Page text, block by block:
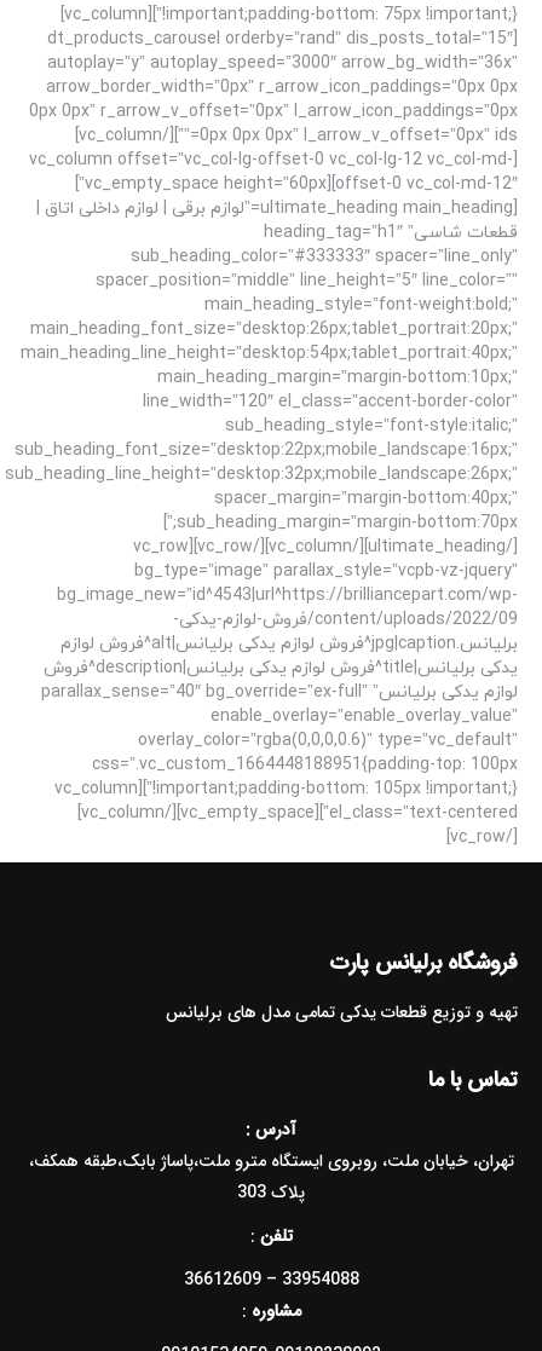
!important;padding-bottom: 75px !important;}”][vc_column]
[dt_products_carousel orderby=”rand” dis_posts_total=”15″
autoplay=”y” autoplay_speed=”3000″ arrow_bg_width=”36x”
arrow_border_width=”0px” r_arrow_icon_paddings=”0px 0px
0px 0px” r_arrow_v_offset=”0px” l_arrow_icon_paddings=”0px
0px 0px 0px” l_arrow_v_offset=”0px” ids=””][/vc_column]
[vc_column offset=”vc_col-lg-offset-0 vc_col-lg-12 vc_col-md-
offset-0 vc_col-md-12″][vc_empty_space height=”60px”]
[ultimate_heading main_heading=”لوازم برقی | لوازم داخلی اتاق |
قطعات شاسی” heading_tag=”h1″
sub_heading_color=”#333333″ spacer=”line_only”
spacer_position=”middle” line_height=”5″ line_color=””
main_heading_style=”font-weight:bold;”
main_heading_font_size=”desktop:26px;tablet_portrait:20px;”
main_heading_line_height=”desktop:54px;tablet_portrait:40px;”
main_heading_margin=”margin-bottom:10px;”
line_width=”120″ el_class=”accent-border-color”
sub_heading_style=”font-style:italic;”
sub_heading_font_size=”desktop:22px;mobile_landscape:16px;”
sub_heading_line_height=”desktop:32px;mobile_landscape:26px;”
spacer_margin=”margin-bottom:40px;”
sub_heading_margin=”margin-bottom:70px;”]
[/ultimate_heading][/vc_column][/vc_row][vc_row
bg_type=”image” parallax_style=”vcpb-vz-jquery”
bg_image_new=”id^4543|url^https://brilliancepart.com/wp-
content/uploads/2022/09/فروش-لوازم-یدکی-
برلیانس.jpg|caption^فروش لوازم یدکی برلیانس|alt^فروش لوازم
یدکی برلیانس|title^فروش لوازم یدکی برلیانس|description^فروش
لوازم یدکی برلیانس” parallax_sense=”40″ bg_override=”ex-full”
enable_overlay=”enable_overlay_value”
overlay_color=”rgba(0,0,0,0.6)” type=”vc_default”
css=”.vc_custom_1664448188951{padding-top: 100px
!important;padding-bottom: 105px !important;}”][vc_column
el_class=”text-centered”][vc_empty_space][/vc_column]
[/vc_row]
فروشگاه برلیانس پارت
تهیه و توزیع قطعات یدکی تمامی مدل های برلیانس
تماس با ما
آدرس :
تهران، خیابان ملت، روبروی ایستگاه مترو ملت،پاساژ بابک،طبقه همکف،
پلاک 303
تلفن :
33954088 – 36612609
مشاوره :